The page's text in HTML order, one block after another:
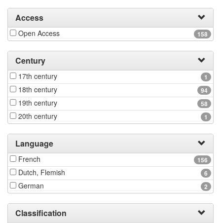
Access
158
Open Access
Century
1
17th century
94
18th century
58
19th century
1
20th century
Language
156
French
6
Dutch, Flemish
2
German
Classification